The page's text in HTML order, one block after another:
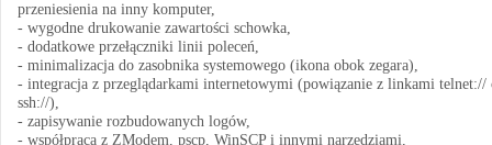
przeniesienia na inny komputer,
- wygodne drukowanie zawartości schowka,
- dodatkowe przełączniki linii poleceń,
- minimalizacja do zasobnika systemowego (ikona obok zegara),
- integracja z przeglądarkami internetowymi (powiązanie z linkami telnet://
ssh://),
- zapisywanie rozbudowanych logów,
- współpraca z ZModem, pscp, WinSCP i innymi narzędziami,